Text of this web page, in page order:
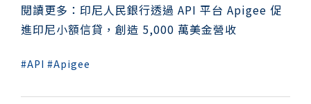
閱讀更多：印尼人民銀行透過 API 平台 Apigee 促
進印尼小額信貸，創造 5,000 萬美金營收
API Apigee